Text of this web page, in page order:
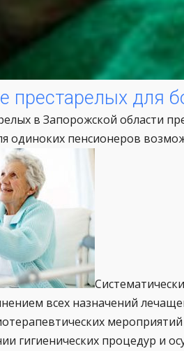
престарелых для
в Запорожской области
одиноких пенсионеров
всех назначений
гигиенических процедур и